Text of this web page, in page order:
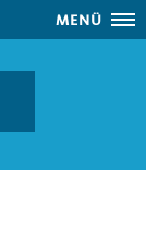
MENÜ